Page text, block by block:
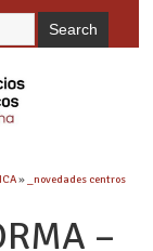
»
_novedades centros
–